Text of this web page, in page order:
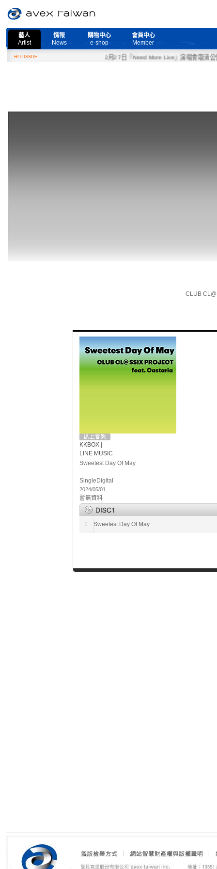
藝人
Artist
情報
News
購物中心
e-shop
會員中心
Member
HOTISSUE 2月27日『Need More Live』演唱會取消公告
CLUB
KKBOX|
LINE MUSIC
Sweetest Day Of May
Single Digital
2024/05/01
暫無資料
1 Sweetest Day Of May